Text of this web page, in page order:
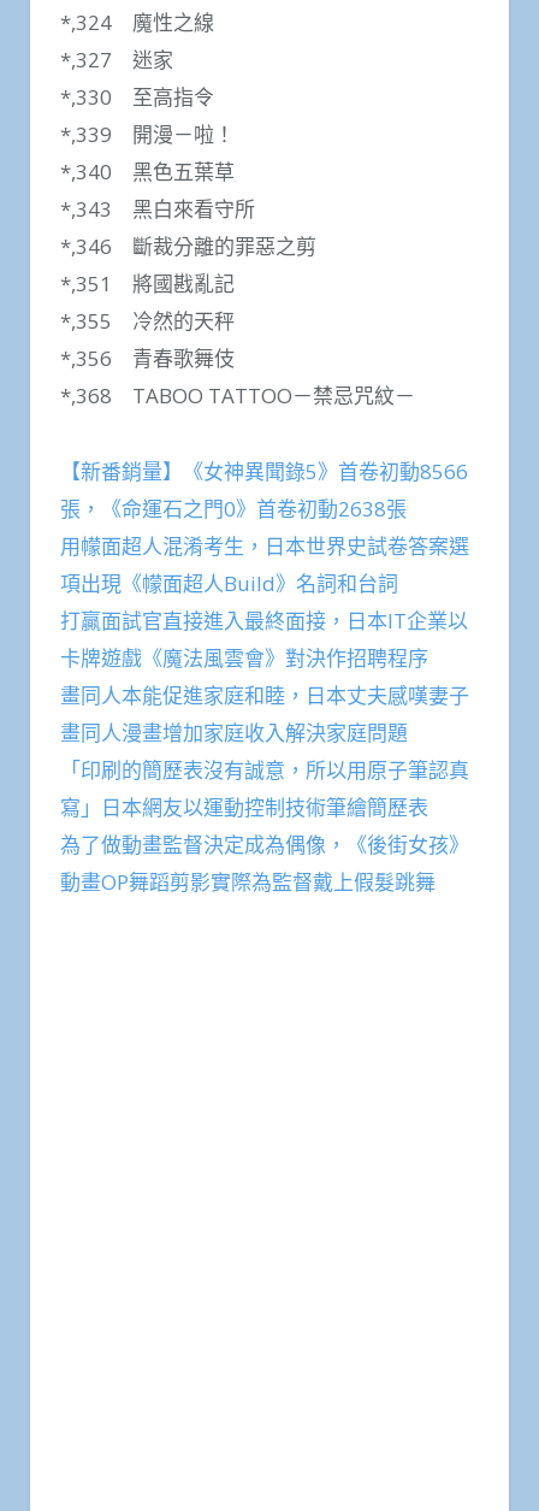
*,324 魔性之線
*,327 迷家
*,330 至高指令
*,339 開漫－啦！
*,340 黑色五葉草
*,343 黑白來看守所
*,346 斷裁分離的罪惡之剪
*,351 將國戡亂記
*,355 冷然的天秤
*,356 青春歌舞伎
*,368 TABOO TATTOO－禁忌咒紋－
【新番銷量】《女神異聞錄5》首卷初動8566
張，《命運石之門0》首卷初動2638張
用幪面超人混淆考生，日本世界史試卷答案選
項出現《幪面超人Build》名詞和台詞
打贏面試官直接進入最終面接，日本IT企業以
卡牌遊戲《魔法風雲會》對決作招聘程序
畫同人本能促進家庭和睦，日本丈夫感嘆妻子
畫同人漫畫增加家庭收入解決家庭問題
「印刷的簡歷表沒有誠意，所以用原子筆認真
寫」日本網友以運動控制技術筆繪簡歷表
為了做動畫監督決定成為偶像，《後街女孩》
動畫OP舞蹈剪影實際為監督戴上假髮跳舞